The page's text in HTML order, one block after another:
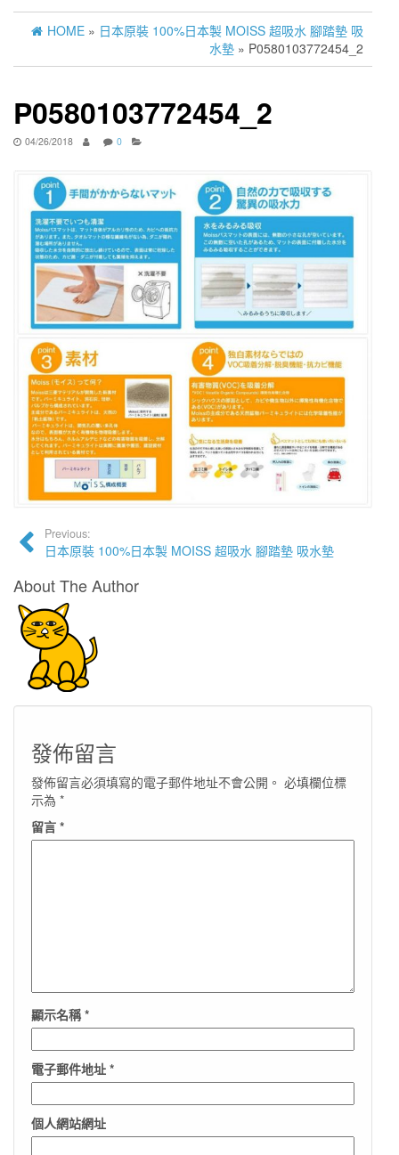
HOME » 日本原裝 100%日本製 MOISS 超吸水 腳踏墊 吸
水墊 » P0580103772454_2
P0580103772454_2
04/26/2018 0
Previous:
日本原裝 100%日本製 MOISS 超吸水 腳踏墊 吸水墊
About The Author
發佈留言
發佈留言必須填寫的電子郵件地址不會公開。 必填欄位標
示為 *
留言 *
顯示名稱*
電子郵件地址 *
個人網站網址